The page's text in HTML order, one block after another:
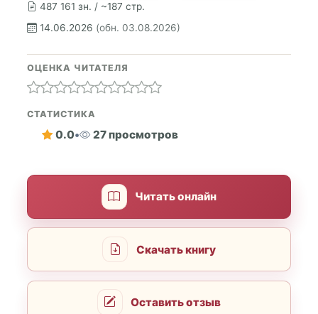
487 161 зн. / ~187 стр.
14.06.2026 (обн. 03.08.2026)
ОЦЕНКА ЧИТАТЕЛЯ
СТАТИСТИКА
0.0• 27 просмотров
Читать онлайн
Скачать книгу
Оставить отзыв